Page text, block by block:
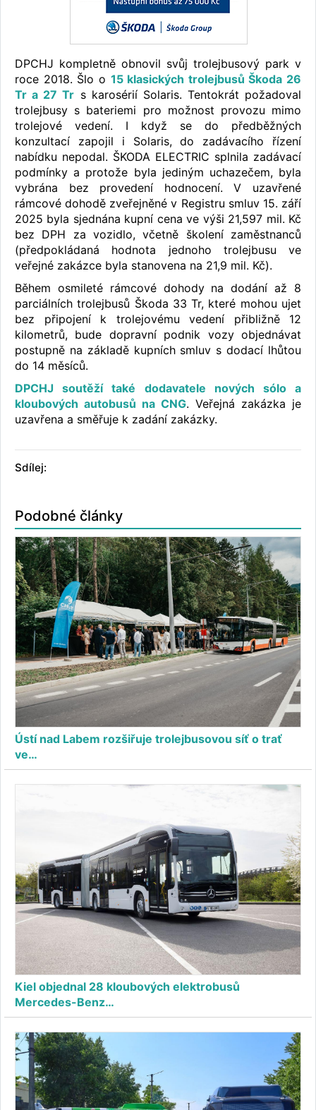
DPCHJ kompletně obnovil svůj trolejbusový park v
roce 2018. Šlo o 15 klasických trolejbusů Škoda 26
Tr a 27 Tr s karosérií Solaris. Tentokrát požadoval
trolejbusy s bateriemi pro možnost provozu mimo
trolejové vedení. I když se do předběžných
konzultací zapojil i Solaris, do zadávacího řízení
nabídku nepodal. ŠKODA ELECTRIC splnila zadávací
podmínky a protože byla jediným uchazečem, byla
vybrána bez provedení hodnocení. V uzavřené
rámcové dohodě zveřejněné v Registru smluv 15. září
2025 byla sjednána kupní cena ve výši 21,597 mil. Kč
bez DPH za vozidlo, včetně školení zaměstnanců
(předpokládaná hodnota jednoho trolejbusu ve
veřejné zakázce byla stanovena na 21,9 mil. Kč).
Během osmileté rámcové dohody na dodání až 8
parciálních trolejbusů Škoda 33 Tr, které mohou ujet
bez připojení k trolejovému vedení přibližně 12
kilometrů, bude dopravní podnik vozy objednávat
postupně na základě kupních smluv s dodací lhůtou
do 14 měsíců.
DPCHJ soutěží také dodavatele nových sólo a
kloubových autobusů na CNG. Veřejná zakázka je
uzavřena a směřuje k zadání zakázky.
Sdílej:
Podobné články
Ústí nad Labem rozšiřuje trolejbusovou síť o trať
ve…
Kiel objednal 28 kloubových elektrobusů
Mercedes-Benz…